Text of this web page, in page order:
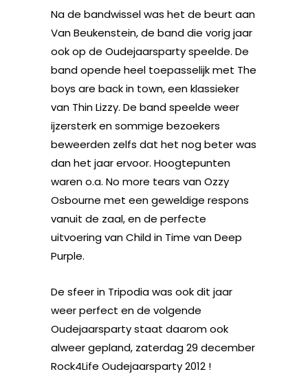
Na de bandwissel was het de beurt aan
Van Beukenstein, de band die vorig jaar
ook op de Oudejaarsparty speelde. De
band opende heel toepasselijk met The
boys are back in town, een klassieker
van Thin Lizzy. De band speelde weer
ijzersterk en sommige bezoekers
beweerden zelfs dat het nog beter was
dan het jaar ervoor. Hoogtepunten
waren o.a. No more tears van Ozzy
Osbourne met een geweldige respons
vanuit de zaal, en de perfecte
uitvoering van Child in Time van Deep
Purple.
De sfeer in Tripodia was ook dit jaar
weer perfect en de volgende
Oudejaarsparty staat daarom ook
alweer gepland, zaterdag 29 december
Rock4Life Oudejaarsparty 2012 !